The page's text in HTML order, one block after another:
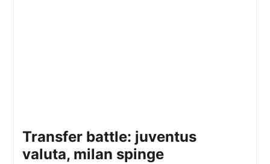
transfer battle: juventus
valuta, milan spinge